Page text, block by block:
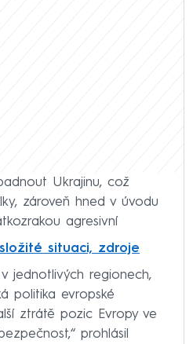
Ukrajinu, což
zároveň hned v úvodu
agresivní
situaci, zdroje
jednotlivých regionech,
politika evropské
ztrátě pozic Evropy ve
prohlásil